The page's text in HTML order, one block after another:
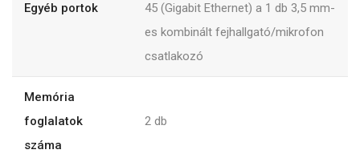
Egyéb portok
45 (Gigabit Ethernet) a 1 db 3,5 mm-
es kombinált fejhallgató/mikrofon
csatlakozó
Memória
foglalatok
száma
2 db